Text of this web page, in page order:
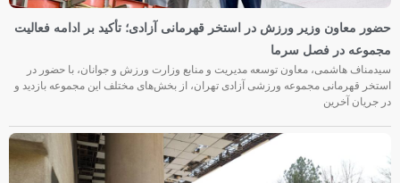
حضور معاون وزیر ورزش در استخر قهرمانی آزادی؛ تأکید بر ادامه فعالیت
مجموعه در فصل سرما
سیدمناف هاشمی، معاون توسعه مدیریت و منابع وزارت ورزش و جوانان، با حضور در
استخر قهرمانی مجموعه ورزشی آزادی تهران، از بخش‌های مختلف این مجموعه بازدید و
در جریان آخرین